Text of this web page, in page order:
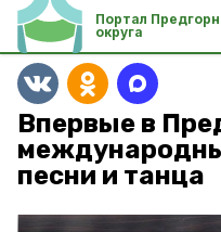
Портал
округа
Впервые в
песни и танца